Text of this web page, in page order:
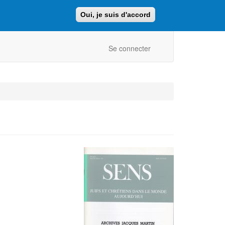
Oui, je suis d'accord
Retour au site ajcf.fr
Se connecter